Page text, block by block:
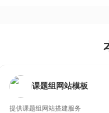
课题组网站模板
提供课题组网站搭建服务